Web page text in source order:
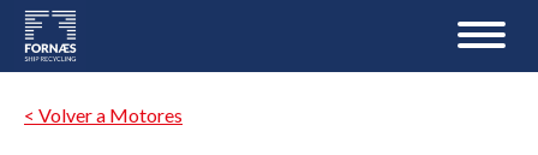
< Volver a Motores